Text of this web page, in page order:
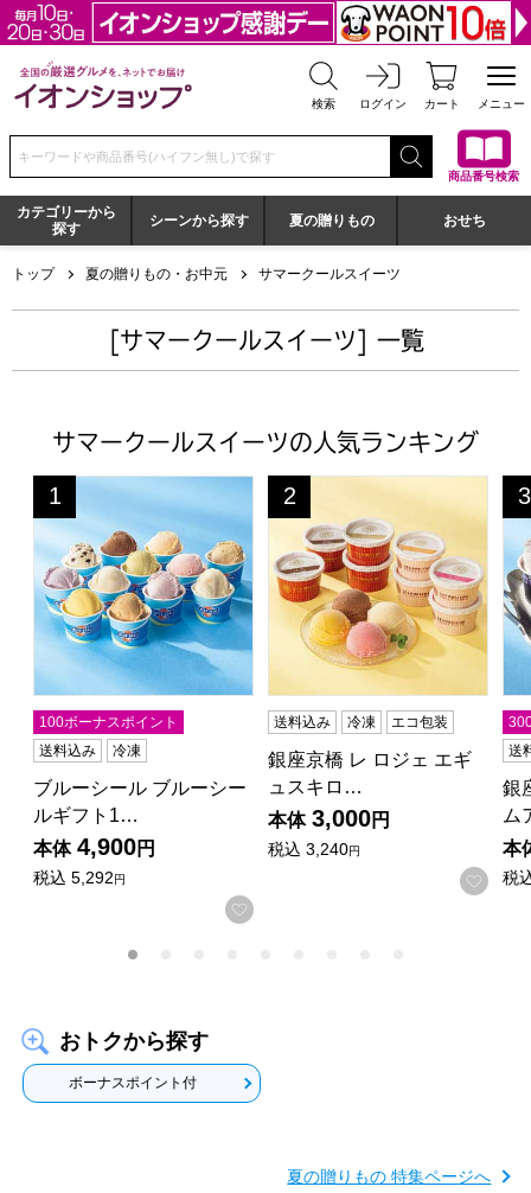
全国の厳選グルメを、ネットでお届け イオンショップ
検索 ログイン カート メニュー
検索キーワードまたは商品番号を入力してください
商品番号検索
カテゴリーから
探す
シーンから探す 夏の贈りもの おせち
トップ 夏の贈りもの・お中元 サマークールスイーツ
[サマークールスイーツ] 一覧
サマークールスイーツの人気ランキング
ブルーシール ブルーシールギフト12【夏の贈りもの・お
1
位
100ボーナスポイント
送料込み
冷凍
ブルーシール ブルーシー
ルギフト1…
本体 4,900円
税込 5,292円
お気に入りに登録する
銀座京橋 レ ロジェ エギュス
2
位
送料込み 冷凍 エコ包装
銀座京橋 レ ロジェ エギ
ュスキロ…
本体 3,000円
税込 3,240円
お気
3
位
送
銀
ム
本
税
おトクから探す
ボーナスポイント付
夏の贈りもの 特集ページへ